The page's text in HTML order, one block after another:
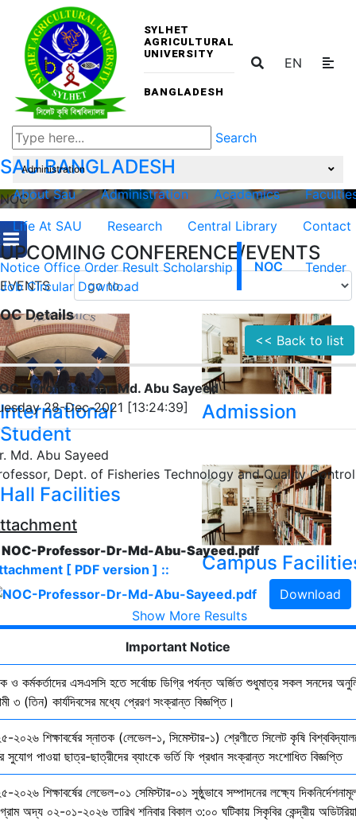
SYLHET
AGRICULTURAL
UNIVERSITY
BANGLADESH
EN
Search
SAUBANGLADESH
About Sau Administration Academics
Life At SAU
Research Central Library Contact
UPCOMING CONFERENCE/EVENTS
EVENTS
International
Student
Admission
Hall Facilities
Campus
Show More Results
Administration
NOC
Notice Office Order Result Scholarship NOC
Tender
Job Circular Download
Details
<< Back to list
- Professor Dr. Md. Abu Sayeed
28-Dec-2021 [13:24:39]
Md. Abu Sayeed
Dept. of Fisheries Technology and Quality Control
NOC-Professor-Dr-Md-Abu-Sayeed.pdf
[ PDF version ] ::
Download
Important Notice
ও কর্মকর্তাদের এসএসসি হতে সর্বোচ্চ ডিগ্রি পর্যন্ত অর্জিত শুধুমাত্র সকল সনদের
৩ (তিন) কার্যদিবসের মধ্যে প্রেরণ সংক্রান্ত বিজ্ঞপ্তি।
২০২৬ শিক্ষাবর্ষের স্নাতক (লেভেল-১, সিমেস্টার-১) শ্রেণীতে সিলেট কৃষি
সুযোগ পাওয়া ছাত্র-ছাত্রীদের ব্যাংকে ভর্তি ফি প্রধান সংক্রান্ত সংশোধিত বিজ্ঞপ্তি
২০২৬ শিক্ষাবর্ষের লেভেল-০১ সেমিস্টার-০১ সুষ্ঠুভাবে সম্পাদনের লক্ষ্যে
অদ্য ০২-০১-২০২৬ তারিখ শনিবার বিকাল ৩:০০ ঘটিকায় সিকৃবির কেন্দ্রীয়